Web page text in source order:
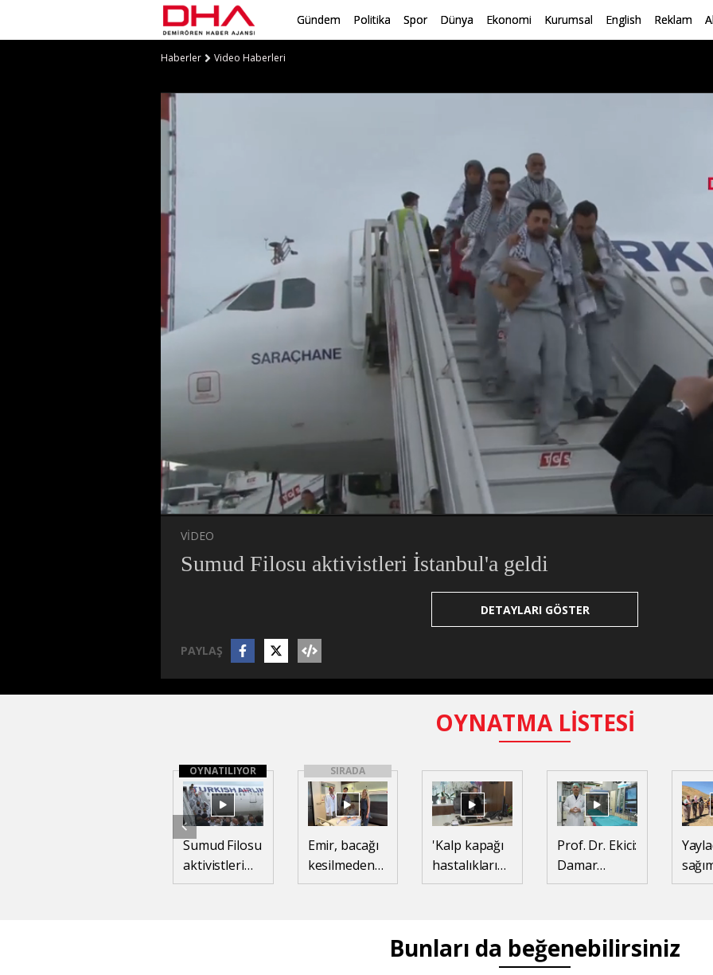
Gündem Politika Spor Dünya Ekonomi Kurumsal English Reklam
Haberler Video Haberleri
Süre Toplam
Süre Yüklendi:
0%
Yükleniyor
0%
VİDEO
Sumud Filosu aktivistleri İstanbul'a geldi
DETAYLARI GÖSTER
PAYLAŞ
OYNATMA LİSTESİ
OYNATILIYOR
Sumud Filosu
aktivistleri
İstanbul'a
SIRADA
Emir, bacağı
kesilmeden
tümörden
'Kalp kapağı
hastalıklarını
ameliyatsız
hastalar 2
Prof. Dr. Ekici:
Damar
tıkanıklıklarında
uzuv
kayıpları
Bunları da beğenebilirsiniz